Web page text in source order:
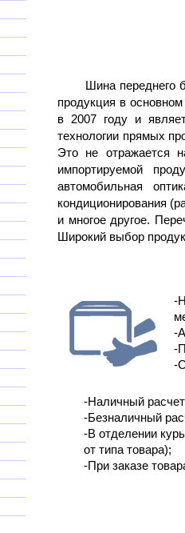
Шина переднего
продукция в
в 2007 году и
технологии прямых
Это не отражается
импортируемой
автомобильная
кондиционирования
и многое другое.
Широкий выбор
-
-
-
-
-Наличный
-Безналичный
-В отделении
от типа товара);
-При заказе